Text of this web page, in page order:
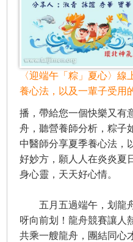
〈迎端午「粽」夏心〉線
養心法，以及一輩子受用
播，帶給您一個快樂又有
舟，聽營養師分析，粽子
中醫師分享夏季養心法，
好妙方，願人人在炎炎夏
身心靈，天天好心情。
五月五過端午，划龍舟
呀向前划！龍舟競賽讓人
共乘一艘龍舟，團結同心